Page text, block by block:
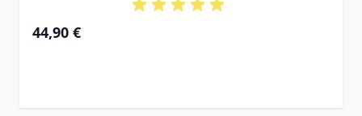
44,90 €